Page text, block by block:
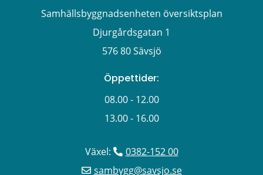
Samhällsbyggnadsenheten översiktsplan
Djurgårdsgatan 1
576 80 Sävsjö
Öppettider:
08.00 - 12.00
13.00 - 16.00
Växel:
0382-152 00
sambygg@savsjo.se